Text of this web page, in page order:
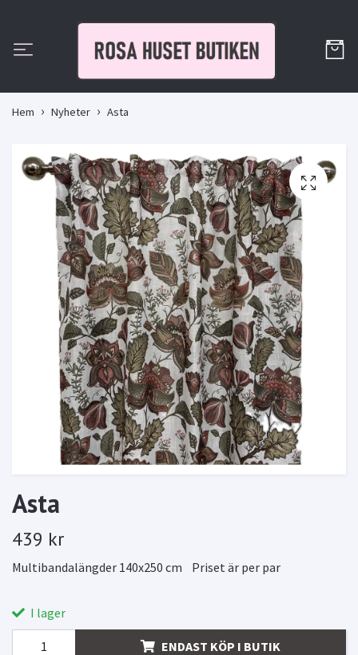
Hem Nyheter Asta
Asta
439 kr
Multibandalängder 140x250 cm Priset är per par
I lager
ENDAST KÖP I BUTIK